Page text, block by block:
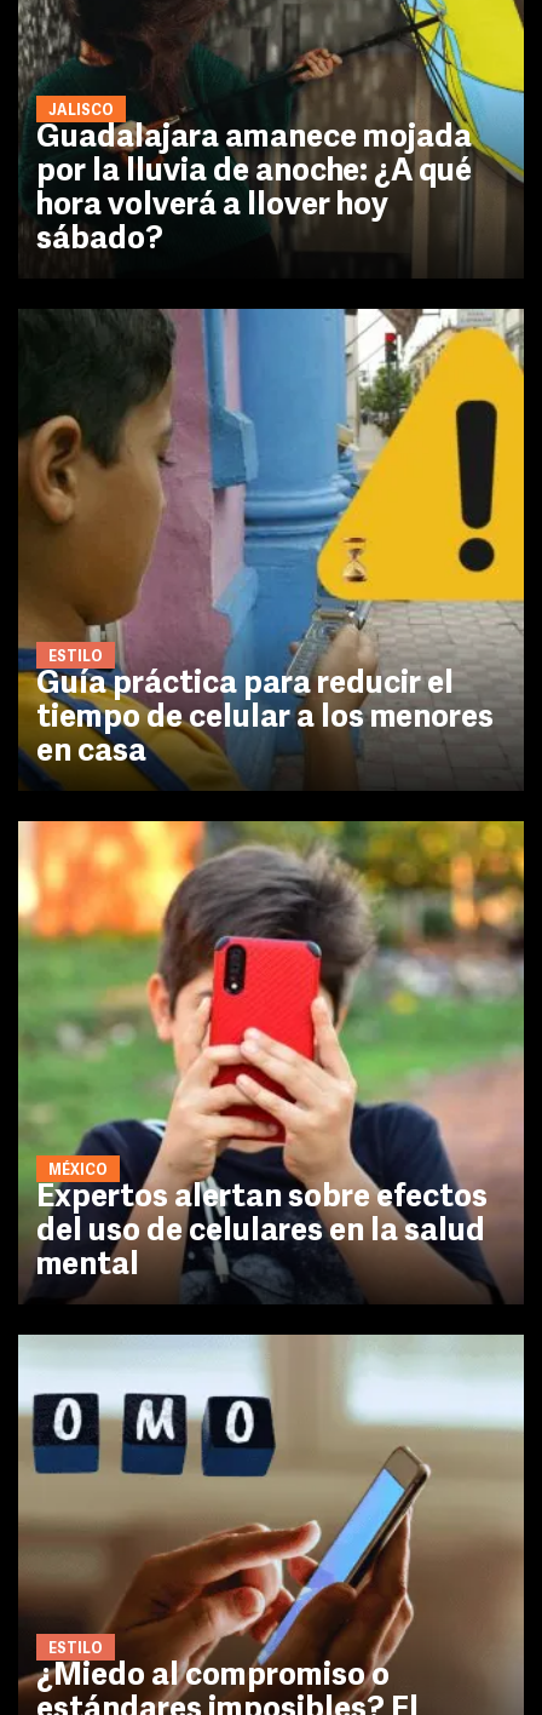
JALISCO
Guadalajara amanece mojada
por la lluvia de anoche: ¿A qué
hora volverá a llover hoy
sábado?
ESTILO
Guía práctica para reducir el
tiempo de celular a los menores
en casa
MÉXICO
Expertos alertan sobre efectos
del uso de celulares en la salud
mental
ESTILO
¿Miedo al compromiso o